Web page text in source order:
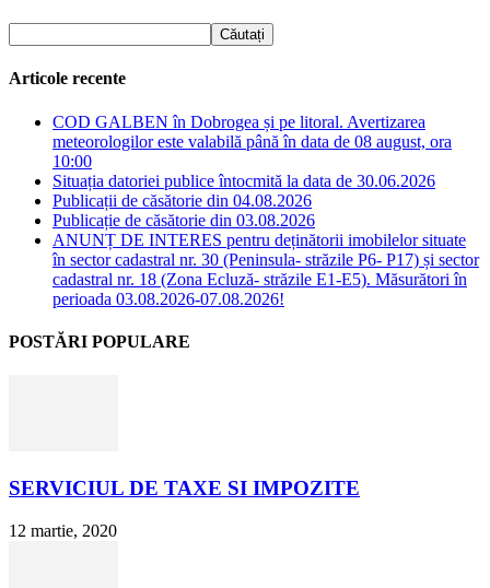
Articole recente
COD GALBEN în Dobrogea și pe litoral. Avertizarea
meteorologilor este valabilă până în data de 08 august, ora
10:00
Situația datoriei publice întocmită la data de 30.06.2026
Publicații de căsătorie din 04.08.2026
Publicație de căsătorie din 03.08.2026
ANUNȚ DE INTERES pentru deținătorii imobilelor situate
în sector cadastral nr. 30 (Peninsula- străzile P6- P17) și sector
cadastral nr. 18 (Zona Ecluză- străzile E1-E5). Măsurători în
perioada 03.08.2026-07.08.2026!
POSTĂRI POPULARE
SERVICIUL DE TAXE SI IMPOZITE
12 martie, 2020